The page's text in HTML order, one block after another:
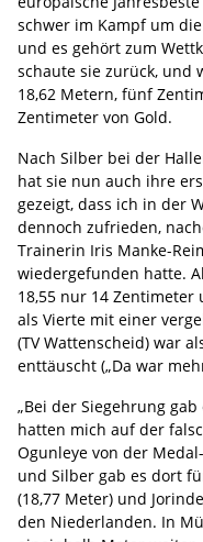
schwer im Kampf um
und es gehört zum
schaute sie zurück, und
18,62 Metern, fünf
Zentimeter von Gold.
Nach Silber bei der
hat sie nun auch ihre
gezeigt, dass ich in der
dennoch zufrieden,
Trainerin Iris Manke-
wiedergefunden hatte.
18,55 nur 14
als Vierte mit einer
(TV Wattenscheid) war
enttäuscht („Da war
„Bei der Siegehrung
hatten mich auf der
Ogunleye von der
und Silber gab es dort
(18,77 Meter) und
den Niederlanden. In